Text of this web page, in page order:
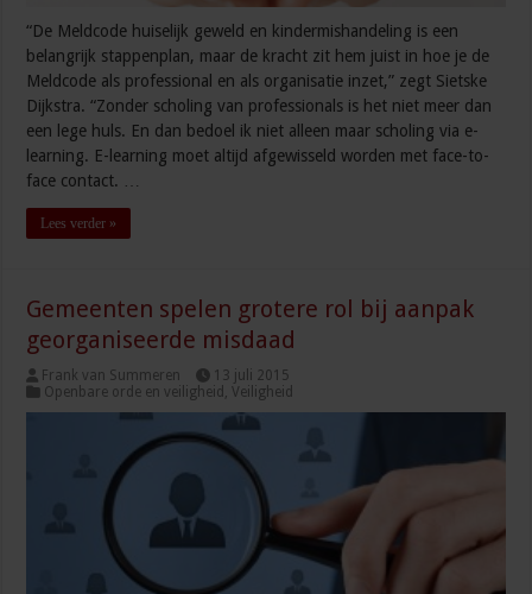
“De Meldcode huiselijk geweld en kindermishandeling is een
belangrijk stappenplan, maar de kracht zit hem juist in hoe je de
Meldcode als professional en als organisatie inzet,” zegt Sietske
Dijkstra. “Zonder scholing van professionals is het niet meer dan
een lege huls. En dan bedoel ik niet alleen maar scholing via e-
learning. E-learning moet altijd afgewisseld worden met face-to-
face contact. …
Lees verder »
Gemeenten spelen grotere rol bij aanpak
georganiseerde misdaad
Frank van Summeren
13 juli 2015
Openbare orde en veiligheid ,Veiligheid